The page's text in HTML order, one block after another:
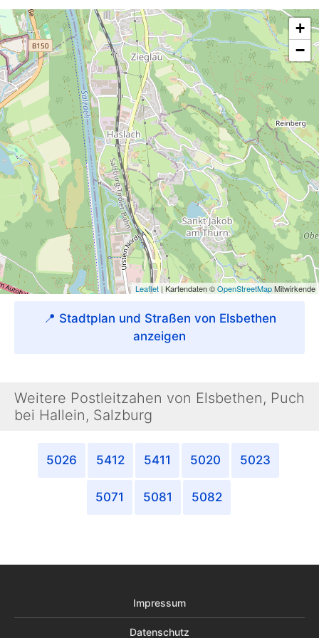
📍 Stadtplan und Straßen von Elsbethen
anzeigen
Weitere Postleitzahen von Elsbethen, Puch
bei Hallein, Salzburg
5026 5412 5411 5020 5023
5071 5081 5082
Impressum
Datenschutz